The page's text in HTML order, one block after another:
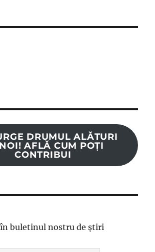
DRUMUL ALĂTURI
AFLĂ CUM POȚI
CONTRIBUI
buletinul nostru de știri